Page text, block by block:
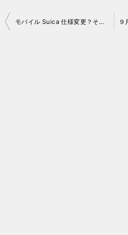
投
モバイル Suica 仕様変更？その他オトクなお話